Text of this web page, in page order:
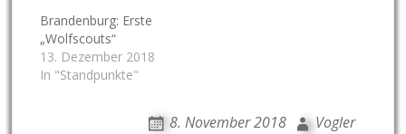
Brandenburg: Erste
„Wolfscouts“
13. Dezember 2018
In "Standpunkte"
8. November 2018 Vogler